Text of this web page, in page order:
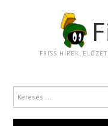
FRISS HÍREK,